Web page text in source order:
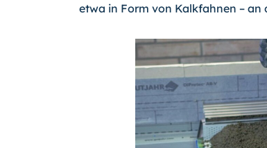
etwa in Form von Kalkfahnen – an